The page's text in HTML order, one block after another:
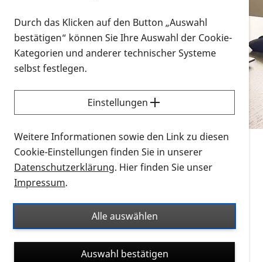
Vorlesen
Alle Infomaterialien in verschiedenen
Formaten an einem Ort
Sie möchten wissen, wie Sie nach Infonmaterial
suchen und dieses bestellen bzw. herunterladen
können? Schauen Sie sich dieErklärvideos zum
Thema Infomaterial auf der PRO RETINA-Website
für blinde und sehbehinderte Menschen an.
Auf dieser Seite finden Sie sämtliches Infomaterial
Ort. Nutzen Sie den Formatfilter, um ausschließlich
nach Flyern und Broschüren, Audios oder Videos zu
suchen. Die meisten Flyer und Broschüren werden in
verschiedenen Formaten angeboten: zur
Durch das Klicken auf den Button „Auswahl
bestätigen“ können Sie Ihre Auswahl der Cookie-
Kategorien und anderer technischer Systeme
selbst festlegen.
Einstellungen
Weitere Informationen sowie den Link zu diesen
Cookie-Einstellungen finden Sie in unserer
Datenschutzerklärung. Hier finden Sie unser
Impressum.
Alle auswählen
Auswahl bestätigen